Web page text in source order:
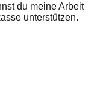
du meine Arbeit
unterstützen.